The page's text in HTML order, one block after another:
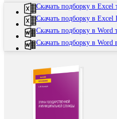
Скачать подборку в Excel
Скачать подборку в Excel
Скачать подборку в Word
Скачать подборку в Word